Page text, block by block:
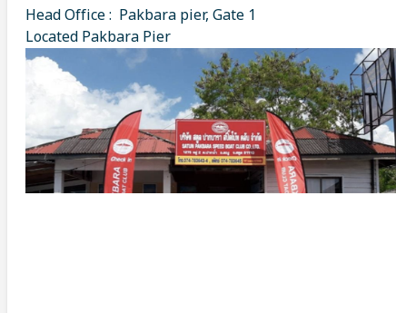
Head Office : Pakbara pier, Gate 1
Located Pakbara Pier